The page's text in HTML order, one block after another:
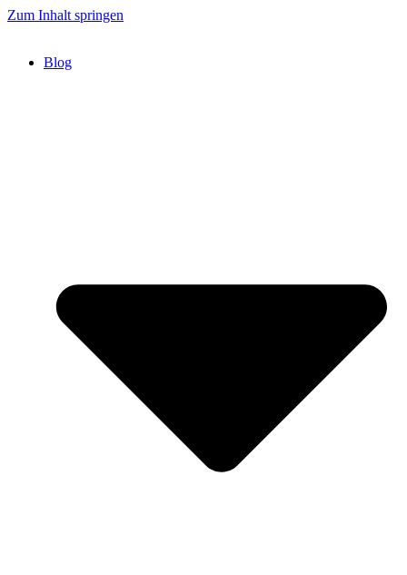
Zum Inhalt springen
Blog